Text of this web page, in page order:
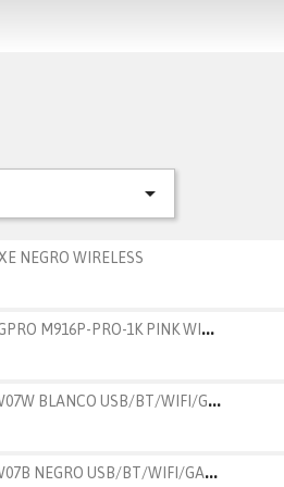

NEGRO WIRELESS
M
OUSE REDRAGON K1NGPRO M916P-PRO-1K PINK WIRELESS
M
OUSE SOLARMAX GMW07W BLANCO USB/BT/WIFI/GAMER
M
OUSE SOLARMAX GMW07B NEGRO USB/BT/WIFI/GAMER